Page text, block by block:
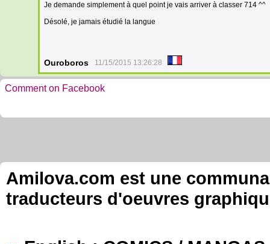
Je demande simplement à quel point je vais arriver à classer 714 ^^
Désolé, je jamais étudié la langue
Ouroboros 11/15/2015 13:26:28
Comment on Facebook
Amilova.com est une
traducteurs d'oeuvres